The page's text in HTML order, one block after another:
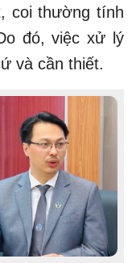
coi thường tính
đó, việc xử lý
và cần thiết.